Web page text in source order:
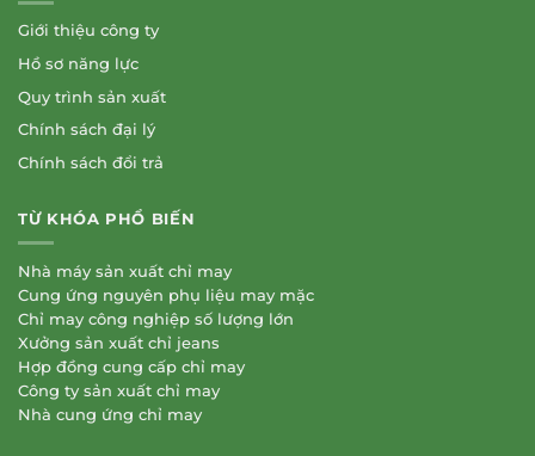
Giới thiệu công ty
Hồ sơ năng lực
Quy trình sản xuất
Chính sách đại lý
Chính sách đổi trả
TỪ KHÓA PHỔ BIẾN
Nhà máy sản xuất chỉ may
Cung ứng nguyên phụ liệu may mặc
Chỉ may công nghiệp số lượng lớn
Xưởng sản xuất chỉ jeans
Hợp đồng cung cấp chỉ may
Công ty sản xuất chỉ may
Nhà cung ứng chỉ may